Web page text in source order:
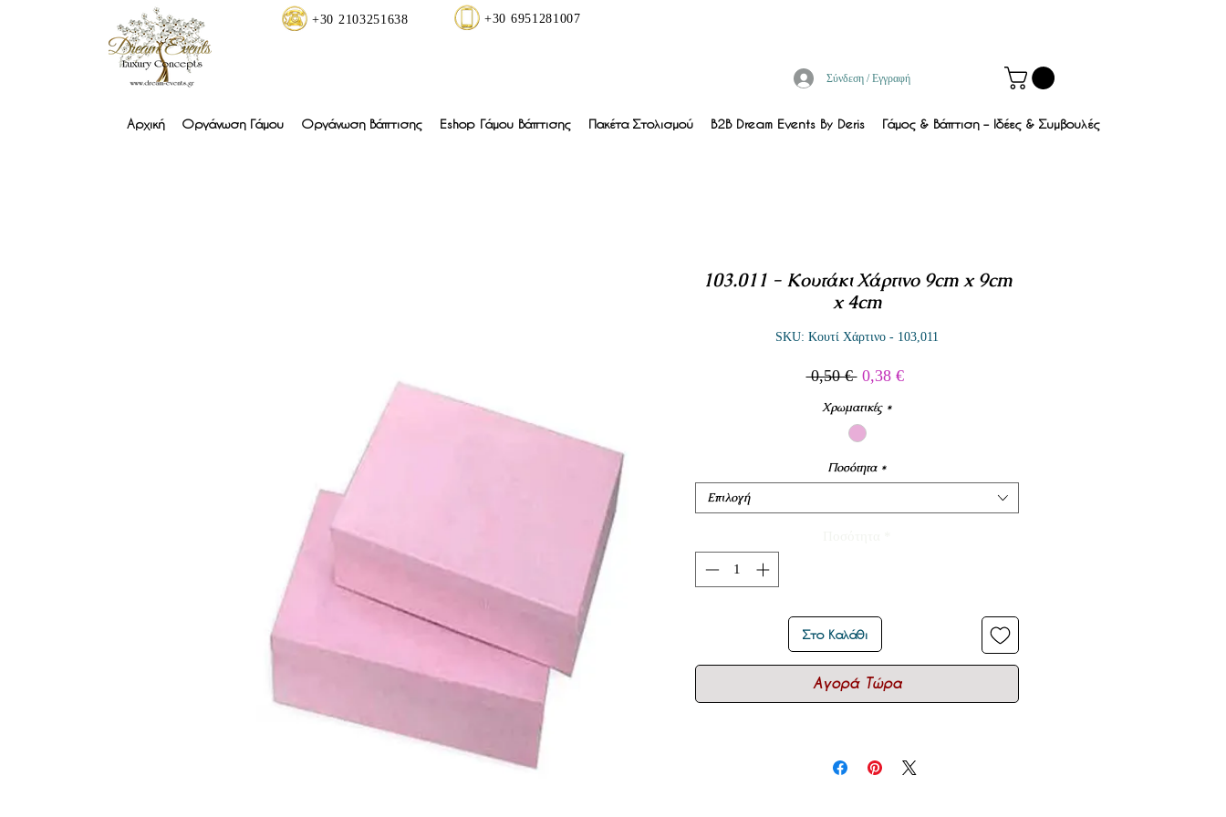
+30 2103251638 +30 6951281007
Σύνδεση / Εγγραφή
Αρχική Οργάνωση Γάμου Οργάνωση Βάπτισης Eshop Γάμου Βάπτισης Πακέτα Στολισμού B2B Dream Events By Deris Γάμος & Βάπτιση – Ιδέες & Συμβουλές
103.011 - Κουτάκι Χάρτινο 9cm x 9cm
x 4cm
SKU: Κουτί Χάρτινο - 103,011
0,50 € Κανονική
0,38 €Τιμή
Χρωματικές *
Ποσότητα *
Επιλογή
Στο Καλάθι
Αγορά Τώρα